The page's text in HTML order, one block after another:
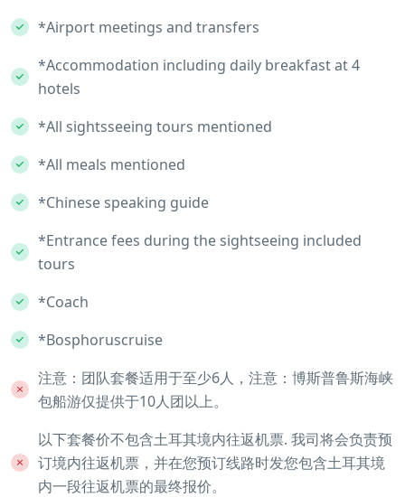
*Airport meetings and transfers
*Accommodation including daily breakfast at 4
hotels
*All sightsseeing tours mentioned
*All meals mentioned
*Chinese speaking guide
*Entrance fees during the sightseeing included
tours
*Coach
*Bosphoruscruise
注意：团队套餐适用于至少6人，注意：博斯普鲁斯海峡
包船游仅提供于10人团以上。
以下套餐价不包含土耳其境内往返机票. 我司将会负责预
订境内往返机票，并在您预订线路时发您包含土耳其境
内一段往返机票的最终报价。